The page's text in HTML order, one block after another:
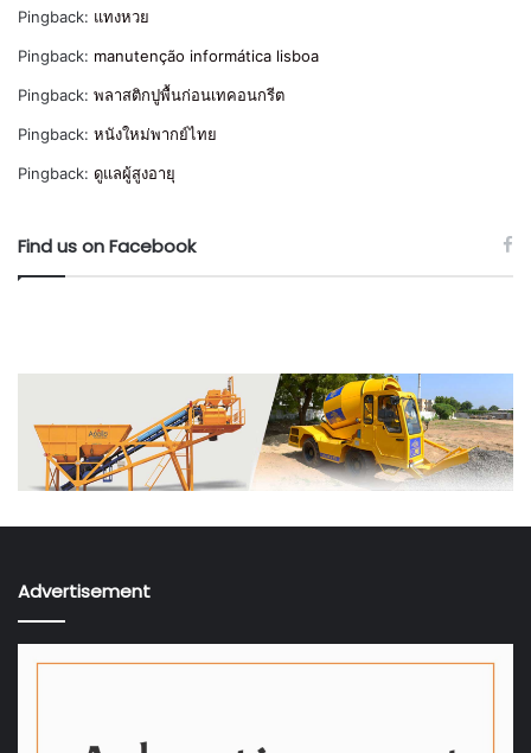
Pingback: แทงหวย
Pingback: manutenção informática lisboa
Pingback: พลาสติกปูพื้นก่อนเทคอนกรีต
Pingback: หนังใหม่พากย์ไทย
Pingback: ดูแลผู้สูงอายุ
Find us on Facebook
Advertisement